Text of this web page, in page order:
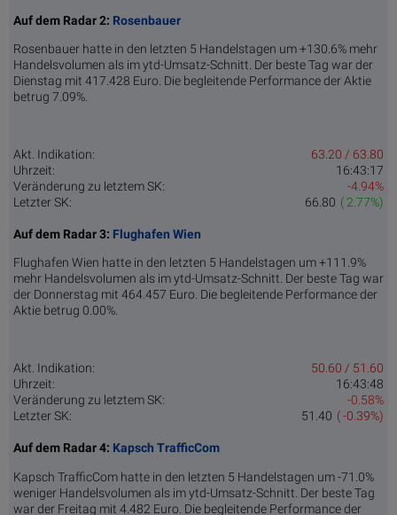
Auf dem Radar 2: Rosenbauer
Rosenbauer hatte in den letzten 5 Handelstagen um +130.6% mehr
Handelsvolumen als im ytd-Umsatz-Schnitt. Der beste Tag war der
Dienstag mit 417.428 Euro. Die begleitende Performance der Aktie
betrug 7.09%.
Akt. Indikation:
63.20 / 63.80
Uhrzeit:
16:43:17
Veränderung zu letztem SK:
-4.94%
Letzter SK:
( 2.77%)
66.80
Auf dem Radar 3: Flughafen Wien
Flughafen Wien hatte in den letzten 5 Handelstagen um +111.9%
mehr Handelsvolumen als im ytd-Umsatz-Schnitt. Der beste Tag war
der Donnerstag mit 464.457 Euro. Die begleitende Performance der
Aktie betrug 0.00%.
Akt. Indikation:
50.60 / 51.60
Uhrzeit:
16:43:48
Veränderung zu letztem SK:
-0.58%
Letzter SK:
( -0.39%)
51.40
Auf dem Radar 4: Kapsch TrafficCom
Kapsch TrafficCom hatte in den letzten 5 Handelstagen um -71.0%
weniger Handelsvolumen als im ytd-Umsatz-Schnitt. Der beste Tag
war der Freitag mit 4.482 Euro. Die begleitende Performance der